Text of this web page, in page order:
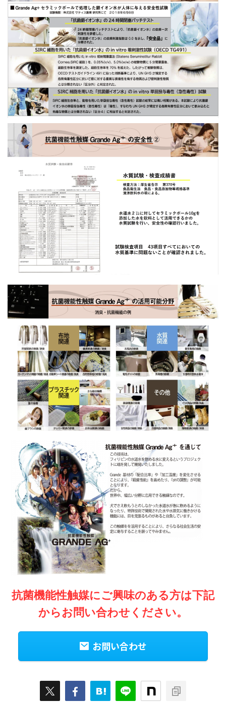
抗菌機能性触媒にご興味のある方は下記
からお問い合わせください。
お問い合わせ